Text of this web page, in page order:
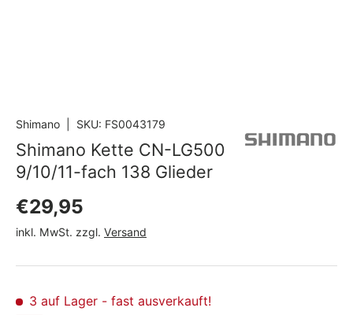
Shimano SKU: FS0043179
Shimano Kette CN-LG500
9/10/11-fach 138 Glieder
Normaler Preis
€29,95
inkl. MwSt. zzgl. Versand
3 auf Lager - fast ausverkauft!